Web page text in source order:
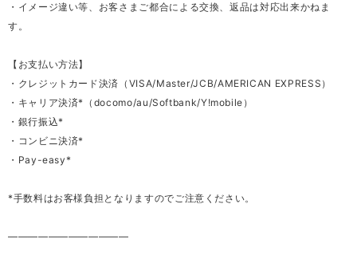
・イメージ違い等、お客さまご都合による交換、返品は対応出来かねま
す。
【お支払い方法】
・クレジットカード決済（VISA/Master/JCB/AMERICAN EXPRESS）
・キャリア決済*（docomo/au/Softbank/Y!mobile）
・銀行振込*
・コンビニ決済*
・Pay-easy*
*手数料はお客様負担となりますのでご注意ください。
————————————